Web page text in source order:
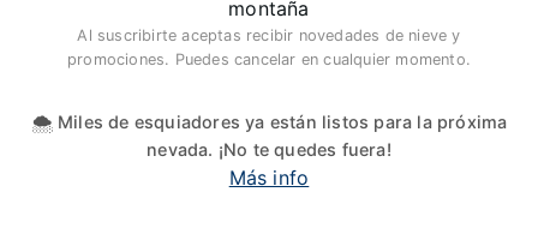
montaña
Al suscribirte aceptas recibir novedades de nieve y
promociones. Puedes cancelar en cualquier momento.
🌨️ Miles de esquiadores ya están listos para la próxima
nevada. ¡No te quedes fuera!
Más info